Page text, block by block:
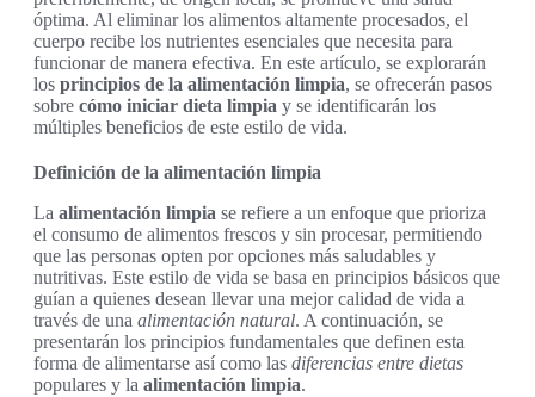
óptima. Al eliminar los alimentos altamente procesados, el
cuerpo recibe los nutrientes esenciales que necesita para
funcionar de manera efectiva. En este artículo, se explorarán
los principios de la alimentación limpia, se ofrecerán pasos
sobre cómo iniciar dieta limpia y se identificarán los
múltiples beneficios de este estilo de vida.
Definición de la alimentación limpia
La alimentación limpia se refiere a un enfoque que prioriza
el consumo de alimentos frescos y sin procesar, permitiendo
que las personas opten por opciones más saludables y
nutritivas. Este estilo de vida se basa en principios básicos que
guían a quienes desean llevar una mejor calidad de vida a
través de una alimentación natural. A continuación, se
presentarán los principios fundamentales que definen esta
forma de alimentarse así como las diferencias entre dietas
populares y la alimentación limpia.